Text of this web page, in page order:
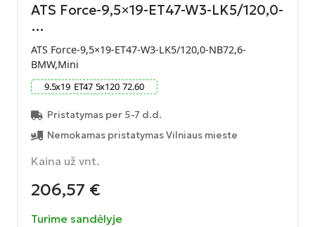
ATS Force-9,5×19-ET47-W3-LK5/120,0-
…
ATS Force-9,5×19-ET47-W3-LK5/120,0-NB72,6-
BMW,Mini
9.5x19 ET47 5x120 72.60
Pristatymas per 5-7 d.d.
Nemokamas pristatymas Vilniaus mieste
Kaina už vnt.
206,57 €
Turime sandėlyje